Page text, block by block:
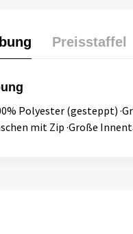
Preisstaffel
Polyester (gesteppt)
mit Zip ·Große